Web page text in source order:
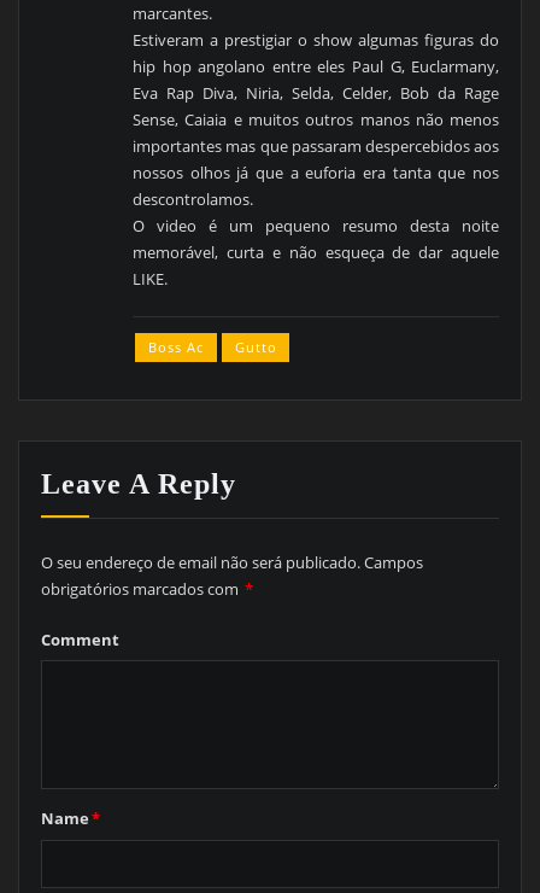
marcantes.
Estiveram a prestigiar o show algumas figuras do
hip hop angolano entre eles Paul G, Euclarmany,
Eva Rap Diva, Niria, Selda, Celder, Bob da Rage
Sense, Caiaia e muitos outros manos não menos
importantes mas que passaram despercebidos aos
nossos olhos já que a euforia era tanta que nos
descontrolamos.
O video é um pequeno resumo desta noite
memorável, curta e não esqueça de dar aquele
LIKE.
Boss Ac Gutto
Leave A Reply
O seu endereço de email não será publicado.Campos
obrigatórios marcados com *
Comment
Name*